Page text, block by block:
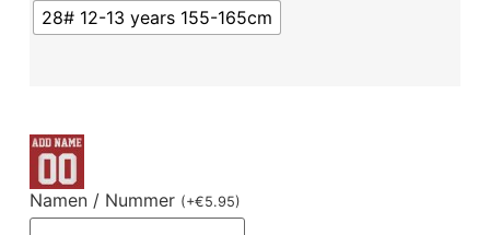
28# 12-13 years 155-165cm
Namen / Nummer (+€5.95)